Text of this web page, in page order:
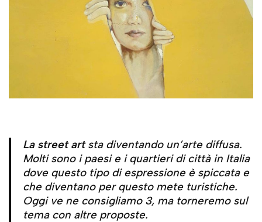
La street artsta diventando un’arte diffusa.
Molti sono i paesi e i quartieri di città in Italia
dove questo tipo di espressione è spiccata e
che diventano per questo mete turistiche.
Oggi ve ne consigliamo 3, ma torneremo sul
tema con altre proposte.